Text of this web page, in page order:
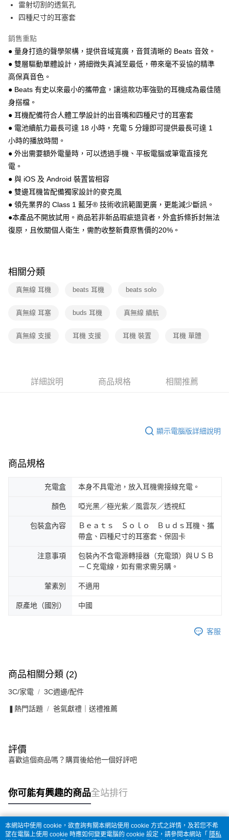
雷射切割的透氣孔
四種尺寸的耳塞套
銷售重點
● 量身打造的聲學架構，提供音域寬廣，音質清晰的 Beats 音效。
● 雙層驅動單體設計，將細微失真減至最低，帶來毫不妥協的精準
高保真音色。
● Beats 有史以來最小的攜帶盒，讓這款功率強勁的耳機成為最佳隨
身搭檔。
● 耳機配備符合人體工學設計的出音嘴和四種尺寸的耳塞套
● 電池續航力最長可達 18 小時，充電 5 分鐘即可提供最長可達 1
小時的播放時間。
● 外出需要額外電量時，可以透過手機、平板電腦或筆電直接充
電。
● 與 iOS 及 Android 裝置皆相容
● 雙邊耳機皆配備獨家設計的麥克風
● 領先業界的 Class 1 藍牙® 技術收訊範圍更廣，更能減少斷訊。
●本產品不開放試用。商品若非新品瑕疵退貨者，外盒拆條拆封無法
復原，且攸關個人衛生，需酌收整新費原售價的20%。
相關分類
真無線 耳機 beats 耳機 beats solo
真無線 耳塞 buds 耳機 真無線 續航
真無線 支援 耳機 支援 耳機 裝置 耳機 單體
詳細說明 商品規格 相關推薦
顯示電腦版詳細說明
商品規格
充電盒 本身不具電池，放入耳機需接線充電。
顏色 啞光黑／極光紫／風雲灰／透視紅
包裝盒內容
Ｂｅａｔｓ Ｓｏｌｏ Ｂｕｄｓ耳機、攜
帶盒、四種尺寸的耳塞套、保固卡
注意事項
包裝內不含電源轉接器（充電頭）與ＵＳＢ
－Ｃ充電線，如有需求需另購。
葷素別 不適用
原產地（國別） 中國
客服
商品相關分類 (2)
3C/家電 3C週邊/配件
❚熱門話題 爸氣獻禮｜送禮推薦
評價
喜歡這個商品嗎？購買後給他一個好評吧
你可能有興趣的商品全站排行
熱門標籤
本網站中使用 cookie，欲查詢有關本網站使用 cookie 方式之詳情，及若您不希
望在電腦上使用 cookie 時應如何變更電腦的 cookie 設定，請參閱本網站「 隱私